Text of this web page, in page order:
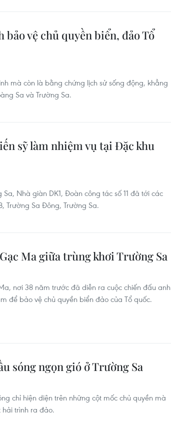
vệ chủ quyền biển, đảo Tổ
mà còn là bằng chứng lịch sử sống động, khẳng
Sa và Trường Sa.
sỹ làm nhiệm vụ tại Đặc khu
Nhà giàn DK1, Đoàn công tác số 11 đã tới các
Trường Sa Đông, Trường Sa.
Ma giữa trùng khơi Trường Sa
nơi 38 năm trước đã diễn ra cuộc chiến đấu anh
để bảo vệ chủ quyền biển đảo của Tổ quốc.
sóng ngọn gió ở Trường Sa
chỉ hiện diện trên những cột mốc chủ quyền mà
trình ra đảo.